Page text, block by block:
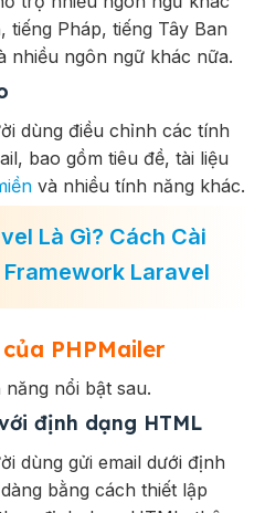
tiếng Pháp, tiếng Tây Ban
nhiều ngôn ngữ khác nữa.
dùng điều chỉnh các tính
bao gồm tiêu đề, tài liệu
và nhiều tính năng khác.
Là Gì? Cách Cài
Laravel
PHPMailer
nổi bật sau.
định dạng HTML
dùng gửi email dưới định
bằng cách thiết lập